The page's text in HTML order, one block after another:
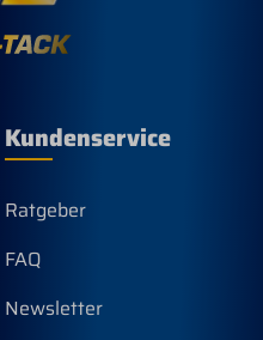
Kundenservice
Ratgeber
FAQ
Newsletter